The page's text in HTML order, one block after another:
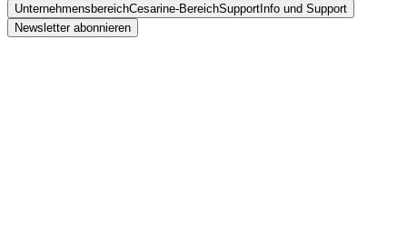
UnternehmensbereichCesarine-BereichSupport Info und Support
Newsletter abonnieren